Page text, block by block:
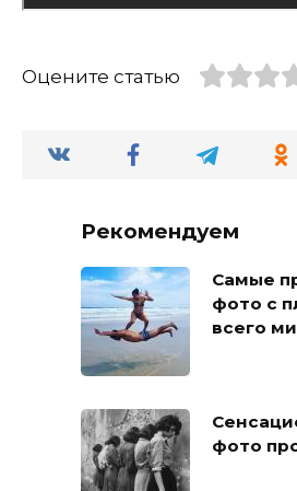
Оцените статью
Рекомендуем
Самые
фото с
всего
фото